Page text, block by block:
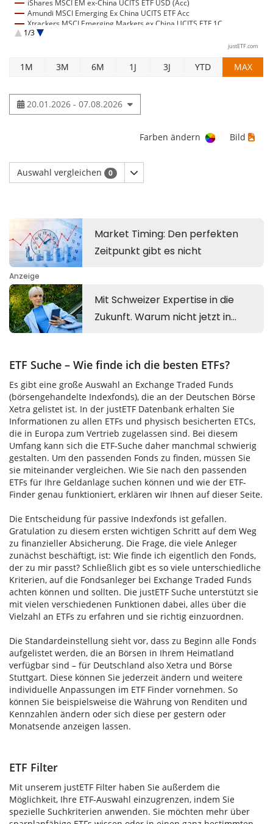
iShares MSCI EM ex-China UCITS ETF USD (Acc)
Amundi MSCI Emerging Ex China UCITS ETF Acc
Xtrackers MSCI Emerging Markets ex China UCITS ETF 1C
UBS MSCI EM ex China UCITS ETF USD acc
1/3
justETF.com
1M 3M 6M 1J 3J YTD MAX
20.01.2026 - 07.08.2026
Farben ändern Bild
Auswahl vergleichen 0
ETF Suche – Wie finde ich die besten ETFs?
Es gibt eine große Auswahl an Exchange Traded Funds
(börsengehandelte Indexfonds), die an der Deutschen Börse
Xetra gelistet ist. In der justETF Datenbank erhalten Sie
Informationen zu allen ETFs und physisch besicherten ETCs,
die in Europa zum Vertrieb zugelassen sind. Bei diesem
Umfang kann sich die ETF-Suche daher manchmal schwierig
gestalten. Um den passenden Fonds zu finden, müssen Sie
sie miteinander vergleichen. Wie Sie nach den passenden
ETFs für Ihre Geldanlage suchen können und wie der ETF-
Finder genau funktioniert, erklären wir Ihnen auf dieser Seite.
Die Entscheidung für passive Indexfonds ist gefallen.
Gratulation zu diesem ersten wichtigen Schritt auf dem Weg
zu finanzieller Absicherung. Die Frage, die viele Anleger
zunächst beschäftigt, ist: Wie finde ich eigentlich den Fonds,
der zu mir passt? Schließlich gibt es so viele unterschiedliche
Kriterien, auf die Fondsanleger bei Exchange Traded Funds
achten können und sollten. Die justETF Suche unterstützt sie
mit vielen verschiedenen Funktionen dabei, alles über die
Vielzahl an ETFs zu erfahren und sie richtig einzuordnen.
Die Standardeinstellung sieht vor, dass zu Beginn alle Fonds
aufgelistet werden, die an Börsen in Ihrem Heimatland
verfügbar sind – für Deutschland also Xetra und Börse
Stuttgart. Diese können Sie jederzeit ändern und weitere
individuelle Anpassungen im ETF Finder vornehmen. So
können Sie beispielsweise die Währung von Renditen und
Kennzahlen ändern oder sich diese per gestern oder
Monatsende anzeigen lassen.
ETF Filter
Mit unserem justETF Filter haben Sie außerdem die
Möglichkeit, Ihre ETF-Auswahl einzugrenzen, indem Sie
spezielle Suchkriterien anwenden. Sie möchten mehr über